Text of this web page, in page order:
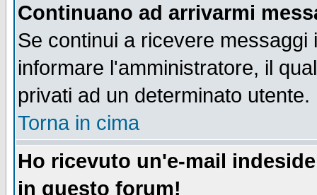
Continuano ad arrivarmi
Se continui a ricevere
informare l'amministratore, il
privati ad un determinato utente.
Torna in cima
Ho ricevuto un'e-mail
in questo forum!